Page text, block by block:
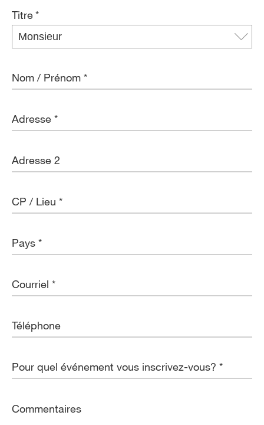
Titre*